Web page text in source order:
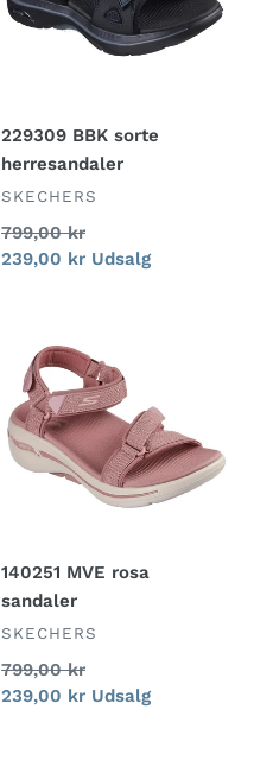
229309 BBK sorte
herresandaler
FORHANDLER
SKECHERS
Normalpris
799,00 kr
Udsalgspris
239,00 kr Udsalg
MVE
rosa
sandaler
140251 MVE rosa
sandaler
FORHANDLER
SKECHERS
Normalpris
799,00 kr
Udsalgspris
239,00 kr Udsalg